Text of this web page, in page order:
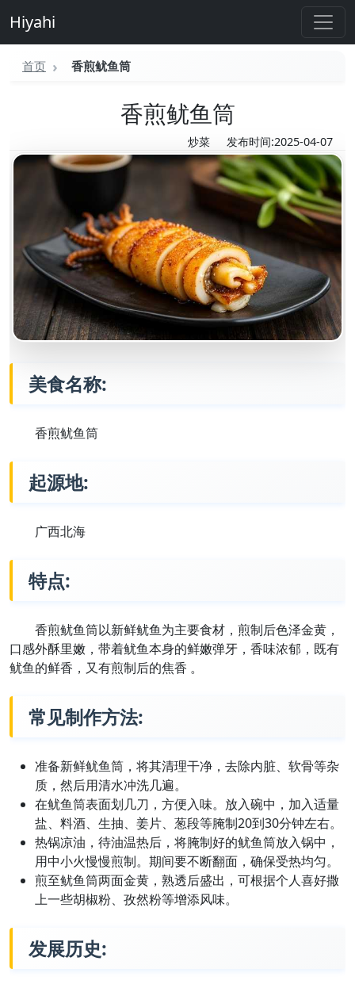
Hiyahi
首页 香煎鱿鱼筒
香煎鱿鱼筒
炒菜 发布时间:2025-04-07
美食名称:
香煎鱿鱼筒
起源地:
广西北海
特点:
香煎鱿鱼筒以新鲜鱿鱼为主要食材，煎制后色泽金黄，
口感外酥里嫩，带着鱿鱼本身的鲜嫩弹牙，香味浓郁，既有
鱿鱼的鲜香，又有煎制后的焦香 。
常见制作方法:
准备新鲜鱿鱼筒，将其清理干净，去除内脏、软骨等杂
质，然后用清水冲洗几遍。
在鱿鱼筒表面划几刀，方便入味。放入碗中，加入适量
盐、料酒、生抽、姜片、葱段等腌制20到30分钟左右。
热锅凉油，待油温热后，将腌制好的鱿鱼筒放入锅中，
用中小火慢慢煎制。期间要不断翻面，确保受热均匀。
煎至鱿鱼筒两面金黄，熟透后盛出，可根据个人喜好撒
上一些胡椒粉、孜然粉等增添风味。
发展历史: